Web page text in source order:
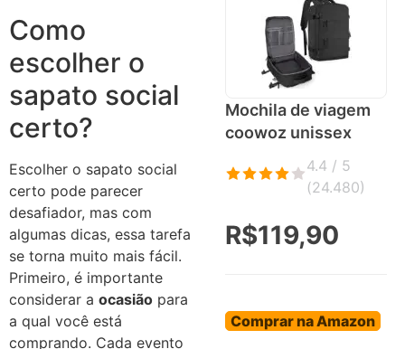
Como
escolher o
sapato social
certo?
Escolher o sapato social
certo pode parecer
desafiador, mas com
algumas dicas, essa tarefa
se torna muito mais fácil.
Primeiro, é importante
considerar a ocasião para
a qual você está
comprando. Cada evento
Mochila de viagem
coowoz unissex
4.4 / 5
(24.480)
R$119,90
Comprar na Amazon